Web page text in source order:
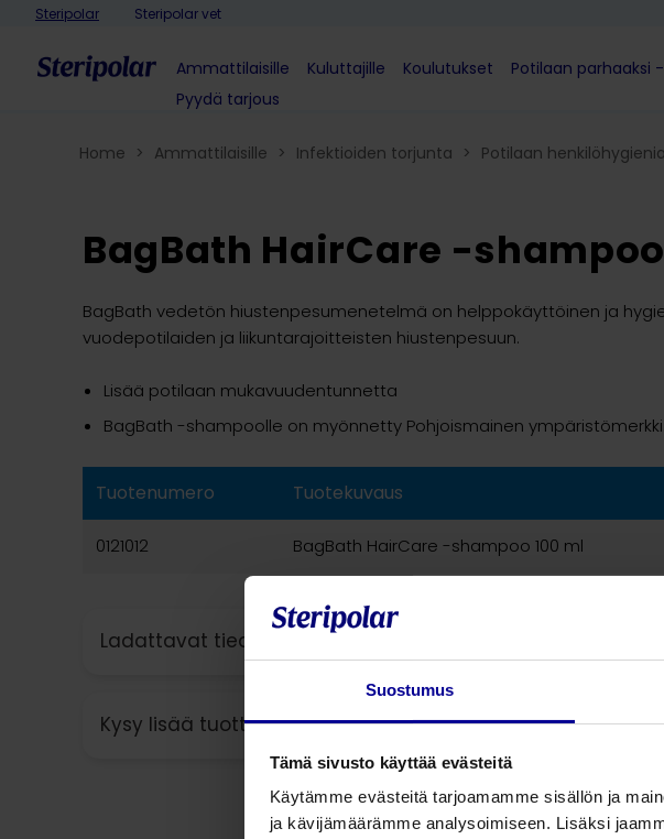
Suostumus
Tämä sivusto käyttää evästeitä
Käytämme evästeitä tarjoamamme sisällön ja
ja kävijämäärämme analysoimiseen. Lisäksi
Skip to content
Steripolar Steripolar vet
Ammattilaisille Kuluttajille Koulutukset Potilaan parhaaksi
Pyydä tarjous
Home > Ammattilaisille > Infektioiden torjunta > Potilaan henkilöhygienia
BagBath HairCare -shampoo
BagBath vedetön hiustenpesumenetelmä on helppokäyttöinen ja
vuodepotilaiden ja liikuntarajoitteisten hiustenpesuun.
Lisää potilaan mukavuudentunnetta
BagBath -shampoolle on myönnetty Pohjoismainen ympäristömerkki.
Tuotenumero Tuotekuvaus
0121012 BagBath HairCare -shampoo 100 ml
Ladattavat tiedostot
Kysy lisää tuotteesta